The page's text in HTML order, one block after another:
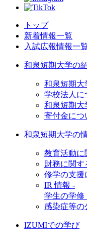
トップ
新着情報一覧
入試広報情報一
和泉短期大学の
和泉短期大
学校法人に
和泉短期大
寄付金につ
和泉短期大学の
教育活動に
財務に関す
修学の支援
IR 情報 -
学生の学修
感染症等の
IZUMIでの学び